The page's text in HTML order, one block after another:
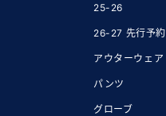
25-26
26-27 先行予約
アウターウェア
パンツ
グローブ